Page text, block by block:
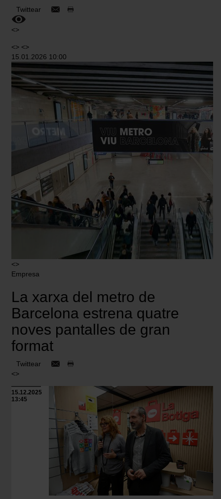
Twittear
<>
<> <>
15.01.2026 10:00
<>
Empresa
La xarxa del metro de
Barcelona estrena quatre
noves pantalles de gran
format
Twittear
<>
15.12.2025
13:45